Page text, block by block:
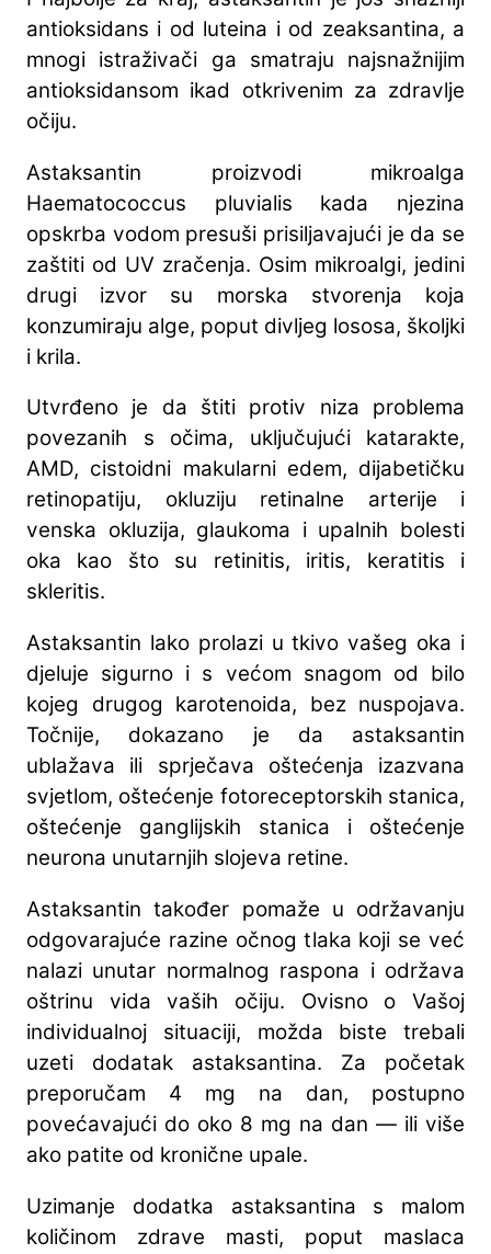
antioksidans i od luteina i od zeaksantina, a
mnogi istraživači ga smatraju najsnažnijim
antioksidansom ikad otkrivenim za zdravlje
očiju.
Astaksantin proizvodi mikroalga
Haematococcus pluvialis kada njezina
opskrba vodom presuši prisiljavajući je da se
zaštiti od UV zračenja. Osim mikroalgi, jedini
drugi izvor su morska stvorenja koja
konzumiraju alge, poput divljeg lososa, školjki
i krila.
Utvrđeno je da štiti protiv niza problema
povezanih s očima, uključujući katarakte,
AMD, cistoidni makularni edem, dijabetičku
retinopatiju, okluziju retinalne arterije i
venska okluzija, glaukoma i upalnih bolesti
oka kao što su retinitis, iritis, keratitis i
skleritis.
Astaksantin lako prolazi u tkivo vašeg oka i
djeluje sigurno i s većom snagom od bilo
kojeg drugog karotenoida, bez nuspojava.
Točnije, dokazano je da astaksantin
ublažava ili sprječava oštećenja izazvana
svjetlom, oštećenje fotoreceptorskih stanica,
oštećenje ganglijskih stanica i oštećenje
neurona unutarnjih slojeva retine.
Astaksantin također pomaže u održavanju
odgovarajuće razine očnog tlaka koji se već
nalazi unutar normalnog raspona i održava
oštrinu vida vaših očiju. Ovisno o Vašoj
individualnoj situaciji, možda biste trebali
uzeti dodatak astaksantina. Za početak
preporučam 4 mg na dan, postupno
povećavajući do oko 8 mg na dan — ili više
ako patite od kronične upale.
Uzimanje dodatka astaksantina s malom
količinom zdrave masti, poput maslaca